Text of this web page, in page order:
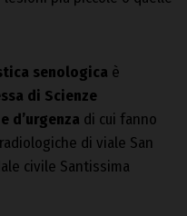
senologica è
di Scienze
d’urgenza di cui fanno
di viale San
civile Santissima